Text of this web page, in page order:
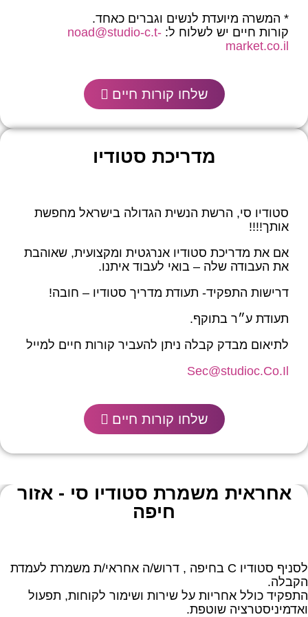
* המשרה מיועדת לנשים וגברים כאחד.
קורות חיים יש לשלוח ל: noad@studio-c.t-
market.co.il
שלחו קורות חיים
מדריכת סטודיו
סטודיו סי, הרשת הנשית הגדולה בישראל מחפשת
אותך!!!!
אם את מדריכת סטודיו אנרגטית ומקצועית, שאוהבת
את העבודה שלה – בואי לעבוד איתנו.
דרישות התפקיד- תעודת מדריך סטודיו – חובה!
תעודת ע״ר בתוקף.
לתיאום מבדק קבלה ניתן להעביר קורות חיים למייל
Sec@studioc.Co.Il
שלחו קורות חיים
אחראית משמרת סטודיו סי - אזור
חיפה
לסניף סטודיו C בחיפה , דרוש/ה אחראי/ת משמרת לעמדת
הקבלה.
התפקיד כולל אחריות על שירות ושימור לקוחות, תפעול
ואדמיניסטרציה שוטפת.